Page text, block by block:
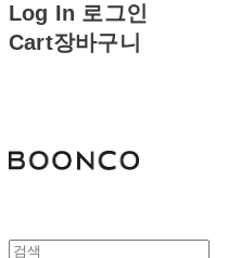
Log In 로그인
Cart장바구니